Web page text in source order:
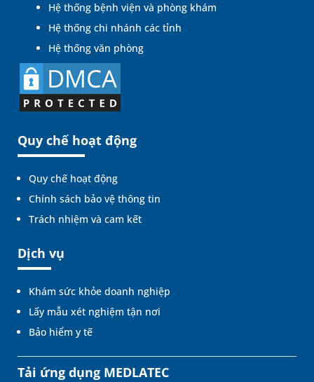
Hệ thống bệnh viện và phòng khám
Hệ thống chi nhánh các tỉnh
Hệ thống văn phòng
Quy chế hoạt động
Quy chế hoạt động
Chính sách bảo vệ thông tin
Trách nhiệm và cam kết
Dịch vụ
Khám sức khỏe doanh nghiệp
Lấy mẫu xét nghiệm tận nơi
Bảo hiểm y tế
Tải ứng dụng MEDLATEC